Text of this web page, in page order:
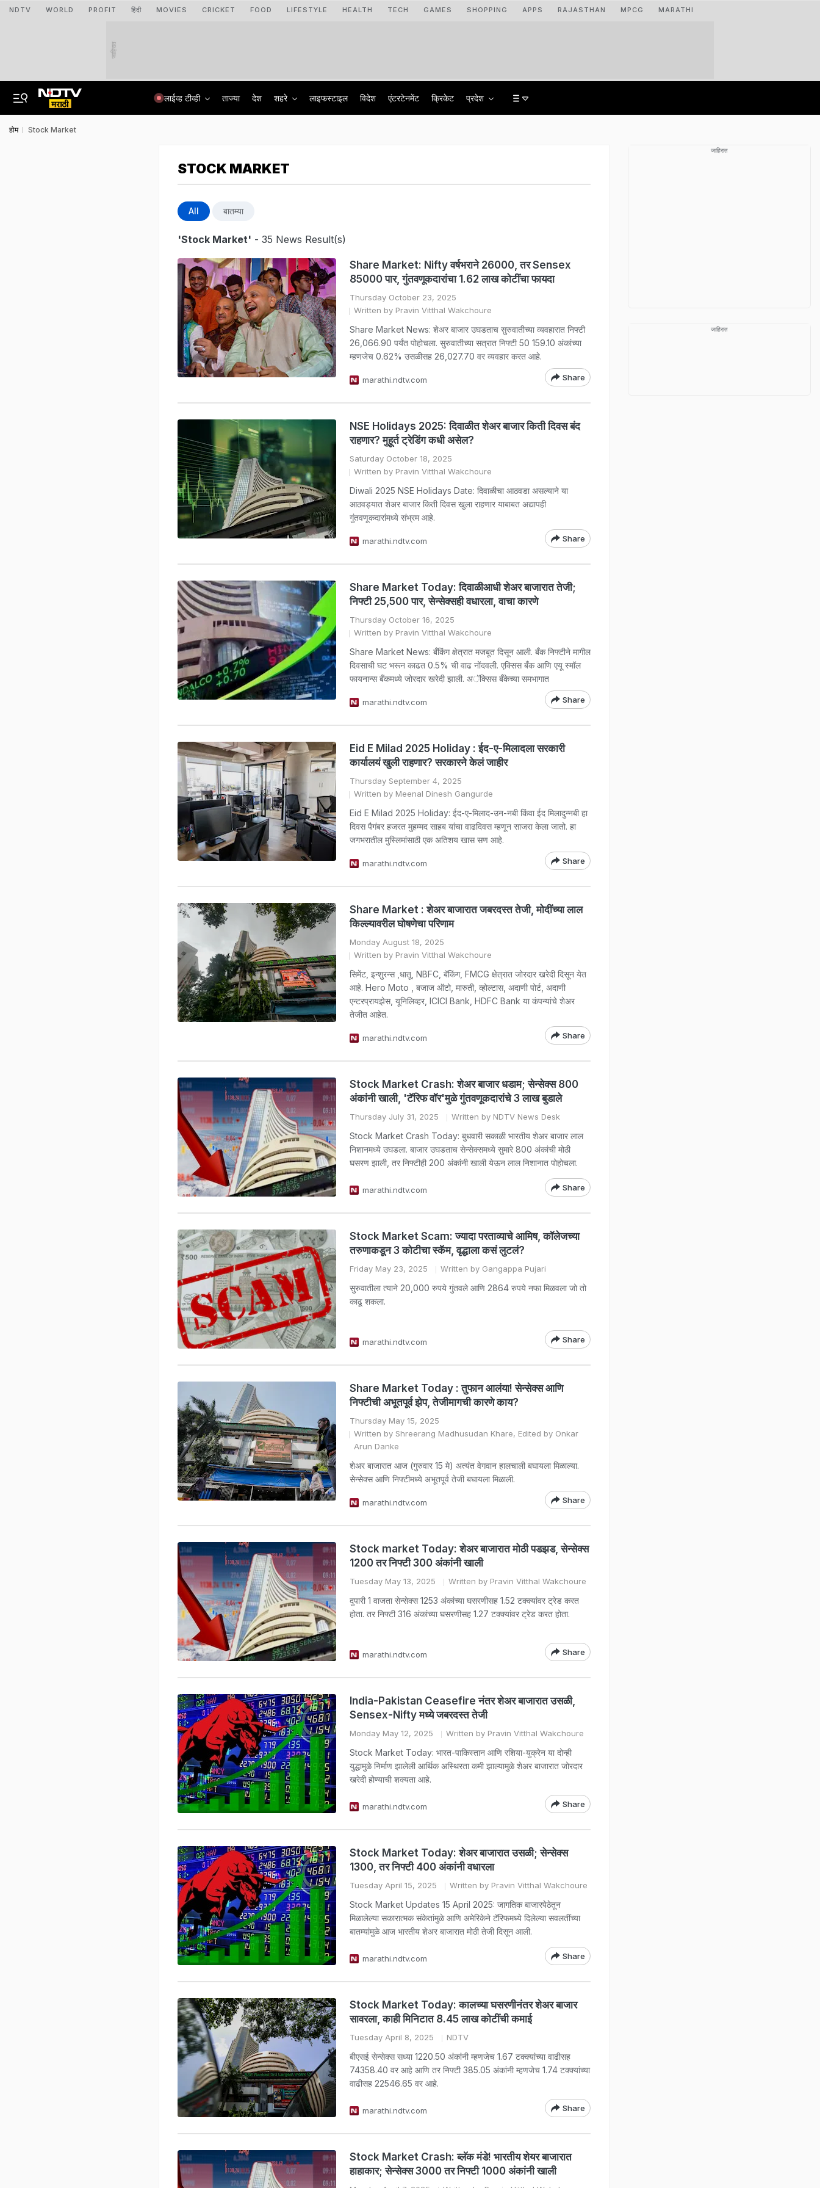
NDTV WORLD PROFIT हिंदी MOVIES CRICKET FOOD LIFESTYLE HEALTH TECH GAMES SHOPPING APPS RAJASTHAN MPCG MARATHI
जाहिरात
लाईव्ह टीव्ही ताज्या देश शहरे लाइफस्टाइल विदेश एंटरटेनमेंट क्रिकेट प्रदेश
होम Stock Market
STOCK MARKET
All बातम्या
'Stock Market' - 35 News Result(s)
Share Market: Nifty वर्षभराने 26000, तर Sensex
85000 पार, गुंतवणूकदारांचा 1.62 लाख कोटींचा फायदा
Thursday October 23, 2025
Written by Pravin Vitthal Wakchoure
Share Market News: शेअर बाजार उघडताच सुरुवातीच्या व्यवहारात निफ्टी
26,066.90 पर्यंत पोहोचला. सुरुवातीच्या सत्रात निफ्टी 50 159.10 अंकांच्या
म्हणजेच 0.62% उसळीसह 26,027.70 वर व्यवहार करत आहे.
marathi.ndtv.com Share
NSE Holidays 2025: दिवाळीत शेअर बाजार किती दिवस बंद
राहणार? मुहूर्त ट्रेडिंग कधी असेल?
Saturday October 18, 2025
Written by Pravin Vitthal Wakchoure
Diwali 2025 NSE Holidays Date: दिवाळीचा आठवडा असल्याने या
आठवड्यात शेअर बाजार किती दिवस खुला राहणार याबाबत अद्यापही
गुंतवणूकदारांमध्ये संभ्रम आहे.
marathi.ndtv.com Share
Share Market Today: दिवाळीआधी शेअर बाजारात तेजी;
निफ्टी 25,500 पार, सेन्सेक्सही वधारला, वाचा कारणे
Thursday October 16, 2025
Written by Pravin Vitthal Wakchoure
Share Market News: बँकिंग क्षेत्रात मजबूत दिसून आली. बँक निफ्टीने मागील
दिवसाची घट भरून काढत 0.5% ची वाढ नोंदवली. एक्सिस बँक आणि एयू स्मॉल
फायनान्स बँकमध्ये जोरदार खरेदी झाली. अॅक्सिस बँकेच्या समभागात
marathi.ndtv.com Share
Eid E Milad 2025 Holiday : ईद-ए-मिलादला सरकारी
कार्यालयं खुली राहणार? सरकारने केलं जाहीर
Thursday September 4, 2025
Written by Meenal Dinesh Gangurde
Eid E Milad 2025 Holiday: ईद-ए-मिलाद-उन-नबी किंवा ईद मिलादुन्नबी हा
दिवस पैगंबर हजरत मुहम्मद साहब यांचा वाढदिवस म्हणून साजरा केला जातो. हा
जगभरातील मुस्लिमांसाठी एक अतिशय खास सण आहे.
marathi.ndtv.com Share
Share Market : शेअर बाजारात जबरदस्त तेजी, मोदींच्या लाल
किल्ल्यावरील घोषणेचा परिणाम
Monday August 18, 2025
Written by Pravin Vitthal Wakchoure
सिमेंट, इन्शुरन्स ,धातू, NBFC, बॅकिंग, FMCG क्षेत्रात जोरदार खरेदी दिसून येत
आहे. Hero Moto , बजाज ऑटो, मारुती, व्होल्टास, अदाणी पोर्ट, अदाणी
एन्टरप्रायझेस, यूनिलिव्हर, ICICI Bank, HDFC Bank या कंपन्यांचे शेअर
तेजीत आहेत.
marathi.ndtv.com Share
Stock Market Crash: शेअर बाजार धडाम; सेन्सेक्स 800
अंकांनी खाली, 'टॅरिफ वॉर'मुळे गुंतवणूकदारांचे 3 लाख बुडाले
Thursday July 31, 2025 Written by NDTV News Desk
Stock Market Crash Today: बुधवारी सकाळी भारतीय शेअर बाजार लाल
निशानमध्ये उघडला. बाजार उघडताच सेन्सेक्समध्ये सुमारे 800 अंकांची मोठी
घसरण झाली, तर निफ्टीही 200 अंकांनी खाली येऊन लाल निशानात पोहोचला.
marathi.ndtv.com Share
Stock Market Scam: ज्यादा परताव्याचे आमिष, कॉलेजच्या
तरुणाकडून 3 कोटीचा स्कॅम, वृद्धाला कसं लुटलं?
Friday May 23, 2025 Written by Gangappa Pujari
सुरुवातीला त्याने 20,000 रुपये गुंतवले आणि 2864 रुपये नफा मिळवला जो तो
काढू शकला.
marathi.ndtv.com Share
Share Market Today : तुफान आलंया! सेन्सेक्स आणि
निफ्टीची अभूतपूर्व झेप, तेजीमागची कारणे काय?
Thursday May 15, 2025
Written by Shreerang Madhusudan Khare, Edited by Onkar
Arun Danke
शेअर बाजारात आज (गुरुवार 15 मे) अत्यंत वेगवान हालचाली बघायला मिळाल्या.
सेन्सेक्स आणि निफ्टीमध्ये अभूतपूर्व तेजी बघायला मिळाली.
marathi.ndtv.com Share
Stock market Today: शेअर बाजारात मोठी पडझड, सेन्सेक्स
1200 तर निफ्टी 300 अंकांनी खाली
Tuesday May 13, 2025 Written by Pravin Vitthal Wakchoure
दुपारी 1 वाजता सेन्सेक्स 1253 अंकांच्या घसरणीसह 1.52 टक्क्यांवर ट्रेड करत
होता. तर निफ्टी 316 अंकांच्या घसरणीसह 1.27 टक्क्यांवर ट्रेड करत होता.
marathi.ndtv.com Share
India-Pakistan Ceasefire नंतर शेअर बाजारात उसळी,
Sensex-Nifty मध्ये जबरदस्त तेजी
Monday May 12, 2025 Written by Pravin Vitthal Wakchoure
Stock Market Today: भारत-पाकिस्तान आणि रशिया-युक्रेन या दोन्ही
युद्धामुळे निर्माण झालेली आर्थिक अस्थिरता कमी झाल्यामुळे शेअर बाजारात जोरदार
खरेदी होण्याची शक्यता आहे.
marathi.ndtv.com Share
Stock Market Today: शेअर बाजारात उसळी; सेन्सेक्स
1300, तर निफ्टी 400 अंकांनी वधारला
Tuesday April 15, 2025 Written by Pravin Vitthal Wakchoure
Stock Market Updates 15 April 2025: जागतिक बाजारपेठेतून
मिळालेल्या सकारात्मक संकेतांमुळे आणि अमेरिकेने टॅरिफमध्ये दिलेल्या सवलतींच्या
बातम्यांमुळे आज भारतीय शेअर बाजारात मोठी तेजी दिसून आली.
marathi.ndtv.com Share
Stock Market Today: कालच्या घसरणीनंतर शेअर बाजार
सावरला, काही मिनिटात 8.45 लाख कोटींची कमाई
Tuesday April 8, 2025 NDTV
बीएसई सेन्सेक्स सध्या 1220.50 अंकांनी म्हणजेच 1.67 टक्क्यांच्या वाढीसह
74358.40 वर आहे आणि तर निफ्टी 385.05 अंकांनी म्हणजेच 1.74 टक्क्यांच्या
वाढीसह 22546.65 वर आहे.
marathi.ndtv.com Share
Stock Market Crash: ब्लॅक मंडे! भारतीय शेयर बाजारात
हाहाकार; सेन्सेक्स 3000 तर निफ्टी 1000 अंकांनी खाली
जाहिरात
जाहिरात